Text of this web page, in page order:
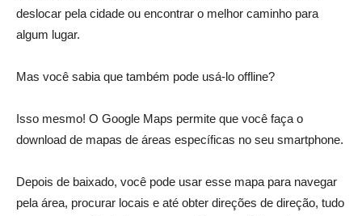
deslocar pela cidade ou encontrar o melhor caminho para
algum lugar.
Mas você sabia que também pode usá-lo offline?
Isso mesmo! O Google Maps permite que você faça o
download de mapas de áreas específicas no seu smartphone.
Depois de baixado, você pode usar esse mapa para navegar
pela área, procurar locais e até obter direções de direção, tudo